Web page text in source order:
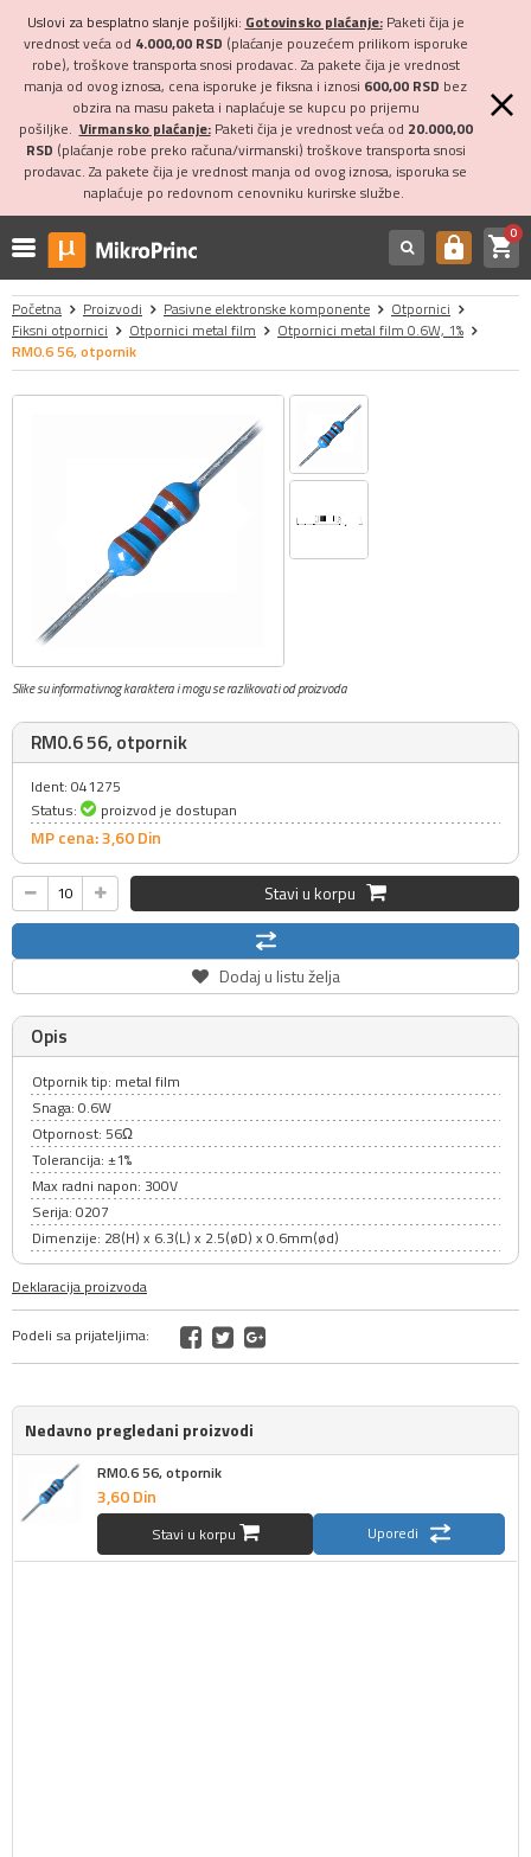
Uslovi za besplatno slanje pošiljki: Gotovinsko plaćanje:Paketi čija je
vrednost veća od 4.000,00 RSD (plaćanje pouzećem prilikom isporuke
robe), troškove transporta snosi prodavac. Za pakete čija je vrednost
manja od ovog iznosa, cena isporuke je fiksna i iznosi 600,00 RSD bez
obzira na masu paketa i naplaćuje se kupcu po prijemu
pošiljke. Virmansko plaćanje:Paketi čija je vrednost veća od 20.000,00
RSD (plaćanje robe preko računa/virmanski) troškove transporta snosi
prodavac. Za pakete čija je vrednost manja od ovog iznosa, isporuka se
naplaćuje po redovnom cenovniku kurirske službe.
https shopping_cart0
Početna Proizvodi Pasivne elektronske komponente
Otpornici
Fiksni otpornici
Otpornici metal film
Otpornici metal film 0.6W, 1%
RM0.6 56, otpornik
Slike su informativnog karaktera i mogu se razlikovati od proizvoda
RM0.6 56, otpornik
Ident: 041275
Status:
proizvod je dostupan
MP cena: 3,60Din
Stavi u korpu
Dodaj u listu želja
Opis
Otpornik tip: metal film
Snaga: 0.6W
Otpornost: 56Ω
Tolerancija: ±1%
Max radni napon: 300V
Serija: 0207
Dimenzije: 28(H) x 6.3(L) x 2.5(øD) x 0.6mm(ød)
Deklaracija proizvoda
Podeli sa prijateljima:
Nedavno pregledani proizvodi
RM0.6 56, otpornik
3,60Din
Stavi u korpu Uporedi